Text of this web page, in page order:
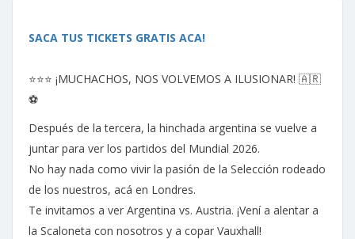
SACA TUS TICKETS GRATIS ACA!
⭐⭐⭐ ¡MUCHACHOS, NOS VOLVEMOS A ILUSIONAR! 🇦🇷
⚽
Después de la tercera, la hinchada argentina se vuelve a
juntar para ver los partidos del Mundial 2026.
No hay nada como vivir la pasión de la Selección rodeado
de los nuestros, acá en Londres.
Te invitamos a ver Argentina vs. Austria. ¡Vení a alentar a
la Scaloneta con nosotros y a copar Vauxhall!